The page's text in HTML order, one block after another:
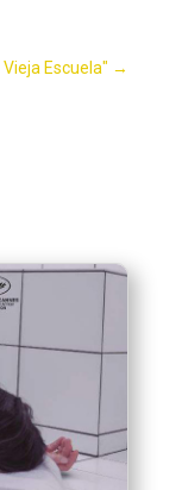
Vieja Escuela" →